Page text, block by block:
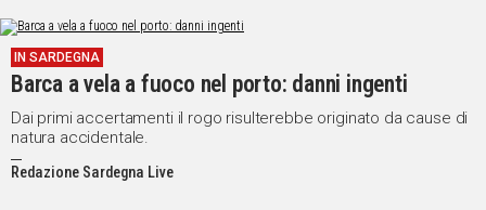
IN SARDEGNA
Barca a vela a fuoco nel porto: danni ingenti
Dai primi accertamenti il rogo risulterebbe originato da cause di
natura accidentale.
Redazione Sardegna Live